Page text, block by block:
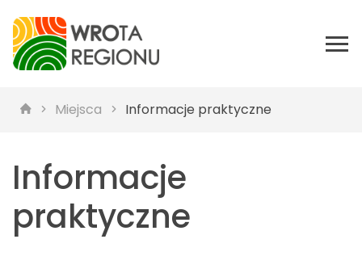
Miejsca Informacje praktyczne
Informacje
praktyczne